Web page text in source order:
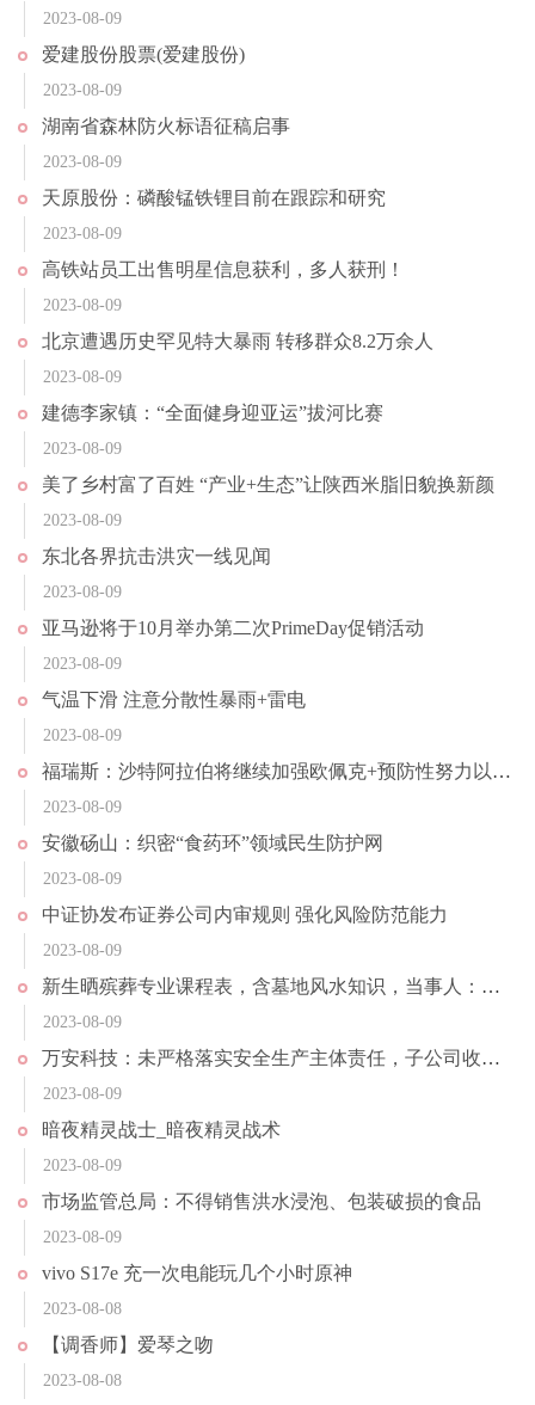
2023-08-09
爱建股份股票(爱建股份)
2023-08-09
湖南省森林防火标语征稿启事
2023-08-09
天原股份：磷酸锰铁锂目前在跟踪和研究
2023-08-09
高铁站员工出售明星信息获利，多人获刑！
2023-08-09
北京遭遇历史罕见特大暴雨 转移群众8.2万余人
2023-08-09
建德李家镇：“全面健身迎亚运”拔河比赛
2023-08-09
美了乡村富了百姓 “产业+生态”让陕西米脂旧貌换新颜
2023-08-09
东北各界抗击洪灾一线见闻
2023-08-09
亚马逊将于10月举办第二次PrimeDay促销活动
2023-08-09
气温下滑 注意分散性暴雨+雷电
2023-08-09
福瑞斯：沙特阿拉伯将继续加强欧佩克+预防性努力以支持市场稳定
2023-08-09
安徽砀山：织密“食药环”领域民生防护网
2023-08-09
中证协发布证券公司内审规则 强化风险防范能力
2023-08-09
新生晒殡葬专业课程表，含墓地风水知识，当事人：建议不要冲动报考
2023-08-09
万安科技：未严格落实安全生产主体责任，子公司收行政处罚决定书
2023-08-09
暗夜精灵战士_暗夜精灵战术
2023-08-09
市场监管总局：不得销售洪水浸泡、包装破损的食品
2023-08-09
vivo S17e 充一次电能玩几个小时原神
2023-08-08
【调香师】爱琴之吻
2023-08-08